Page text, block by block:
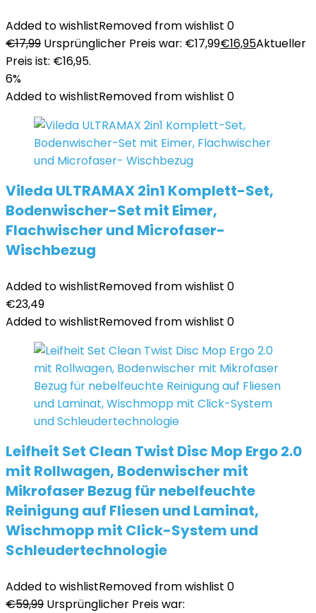
Added to wishlistRemoved from wishlist 0
€17,99 Ursprünglicher Preis war: €17,99€16,95Aktueller
Preis ist: €16,95.
6%
Added to wishlistRemoved from wishlist 0
Vileda ULTRAMAX 2in1 Komplett-Set,
Bodenwischer-Set mit Eimer,
Flachwischer und Microfaser-
Wischbezug
Added to wishlistRemoved from wishlist 0
€23,49
Added to wishlistRemoved from wishlist 0
Leifheit Set Clean Twist Disc Mop Ergo 2.0
mit Rollwagen, Bodenwischer mit
Mikrofaser Bezug für nebelfeuchte
Reinigung auf Fliesen und Laminat,
Wischmopp mit Click-System und
Schleudertechnologie
Added to wishlistRemoved from wishlist 0
€59,99 Ursprünglicher Preis war: